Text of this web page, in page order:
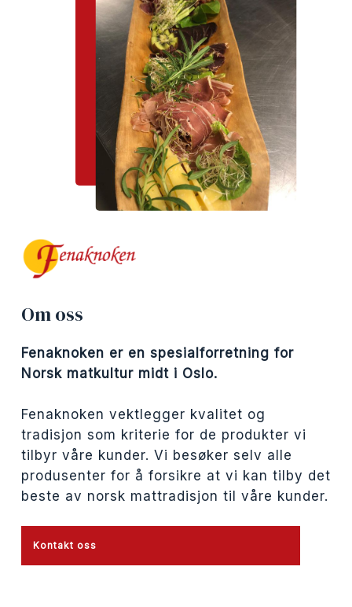
Omoss
Fenaknoken er en spesialforretning for
Norsk matkultur midt i Oslo.
Fenaknoken vektlegger kvalitet og
tradisjon som kriterie for de produkter vi
tilbyr våre kunder. Vi besøker selv alle
produsenter for å forsikre at vi kan tilby det
beste av norsk mattradisjon til våre kunder.
Kontakt oss